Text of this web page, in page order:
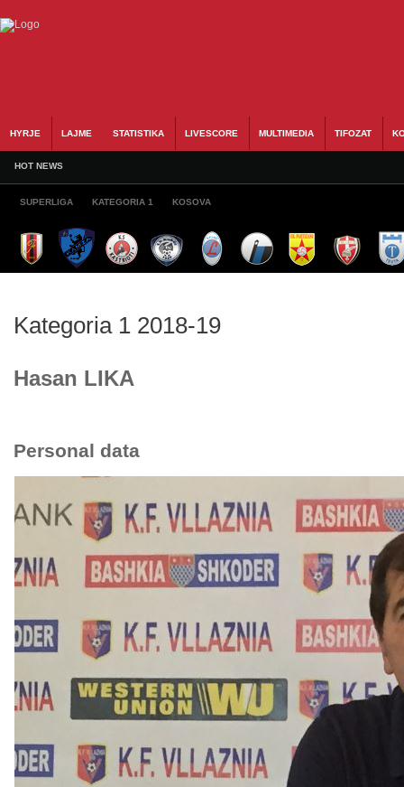
HYRJE LAJME STATISTIKA LIVESCORE MULTIMEDIA TIFOZAT
HOT NEWS
SUPERLIGA KATEGORIA 1 KOSOVA
Kategoria 1 2018-19
Hasan LIKA
Personal data